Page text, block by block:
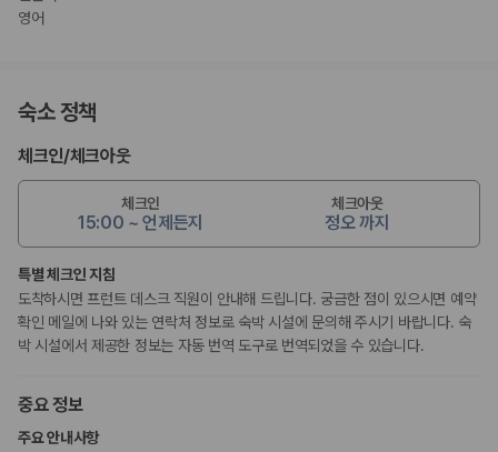
영어
숙소 정책
체크인/체크아웃
체크인
15:00 ~ 언제든지
체크아웃
정오 까지
특별 체크인 지침
도착하시면 프런트 데스크 직원이 안내해 드립니다. 궁금한 점이 있으시면 예약
확인 메일에 나와 있는 연락처 정보로 숙박 시설에 문의해 주시기 바랍니다. 숙
박 시설에서 제공한 정보는 자동 번역 도구로 번역되었을 수 있습니다.
중요 정보
주요 안내사항